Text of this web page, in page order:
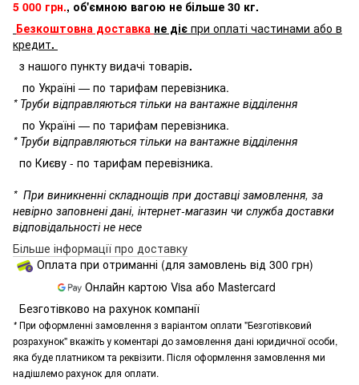
5 000 грн., об'ємною вагою не більше 30 кг.
Безкоштовна доставка не діє при оплаті частинами або в
кредит.
з нашого пункту видачі товарів.
по Україні — по тарифам перевізника.
* Труби відправляються тільки на вантажне відділення
по Україні — по тарифам перевізника.
* Труби відправляються тільки на вантажне відділення
по Києву - по тарифам перевізника.
*При виникненні складнощів при доставці замовлення, за
невірно заповнені дані, інтернет-магазин чи служба доставки
відповідальності не несе
Більше інформації про доставку
Оплата при отриманні (для замовлень від 300 грн)
Онлайн картою Visa або Mastercard
Безготівково на рахунок компанії
*При оформленні замовлення з варіантом оплати "Безготівковий
розрахунок" вкажіть у коментарі до замовлення дані юридичної особи,
яка буде платником та реквізити. Після оформлення замовлення ми
надішлемо рахунок для оплати.